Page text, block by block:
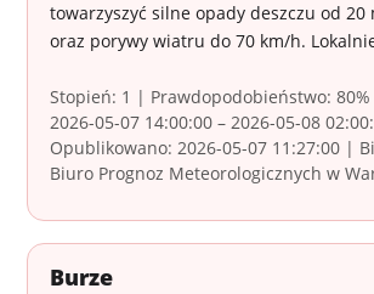
towarzyszyć silne opady deszczu od 20
oraz porywy wiatru do 70 km/h.
Stopień: 1 | Prawdopodobieństwo:
2026-05-07 14:00:00 – 2026-05-08
Opublikowano: 2026-05-07 11:27:00 |
Biuro Prognoz Meteorologicznych w
Burze